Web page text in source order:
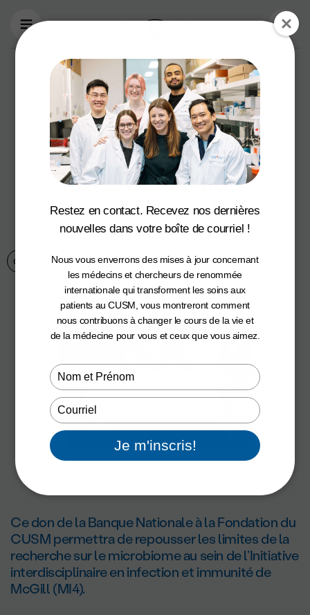
Aller au contenu principal
La Banque
Nationale fait un
don de 1,7 M$ pour
propulser la
recherche de
pointe en santé à
l’IR-CUSM
Communiqués de presse 18 octobre 2023
Ce don de la Banque Nationale à la Fondation du
CUSM permettra de repousser les limites de la
recherche sur le microbiome au sein de l’Initiative
interdisciplinaire en infection et immunité de
McGill (MI4).
Restez en contact. Recevez nos dernières
nouvelles dans votre boîte de courriel !
Nous vous enverrons des mises à jour concernant
les médecins et chercheurs de renommée
internationale qui transforment les soins aux
patients au CUSM, vous montreront comment
nous contribuons à changer le cours de la vie et
de la médecine pour vous et ceux que vous aimez.
Type
your
name
Type
your
email
Je m'inscris!